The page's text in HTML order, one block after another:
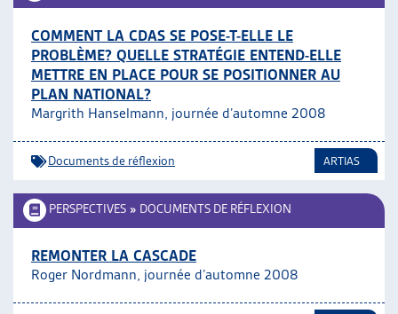
COMMENT LA CDAS SE POSE-T-ELLE LE
PROBLÈME? QUELLE STRATÉGIE ENTEND-ELLE
METTRE EN PLACE POUR SE POSITIONNER AU
PLAN NATIONAL?
Margrith Hanselmann, journée d’automne 2008
Documents de réflexion ARTIAS
PERSPECTIVES » DOCUMENTS DE RÉFLEXION
REMONTER LA CASCADE
Roger Nordmann, journée d’automne 2008